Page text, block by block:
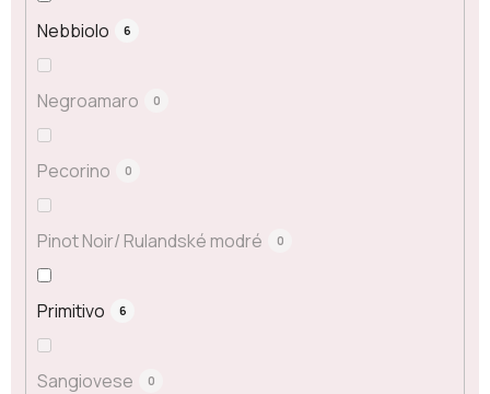
Nebbiolo 6
Negroamaro 0
Pecorino 0
Pinot Noir/ Rulandské modré 0
Primitivo 6
Sangiovese 0